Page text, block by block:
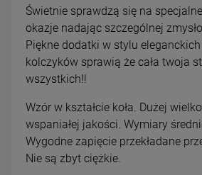
Świetnie sprawdzą się na
okazje nadając szczególnej
Piękne dodatki w stylu
kolczyków sprawią że cała twoja
wszystkich!!
Wzór w kształcie koła. Dużej
wspaniałej jakości. Wymiary
Wygodne zapięcie przekładane
Nie są zbyt ciężkie.